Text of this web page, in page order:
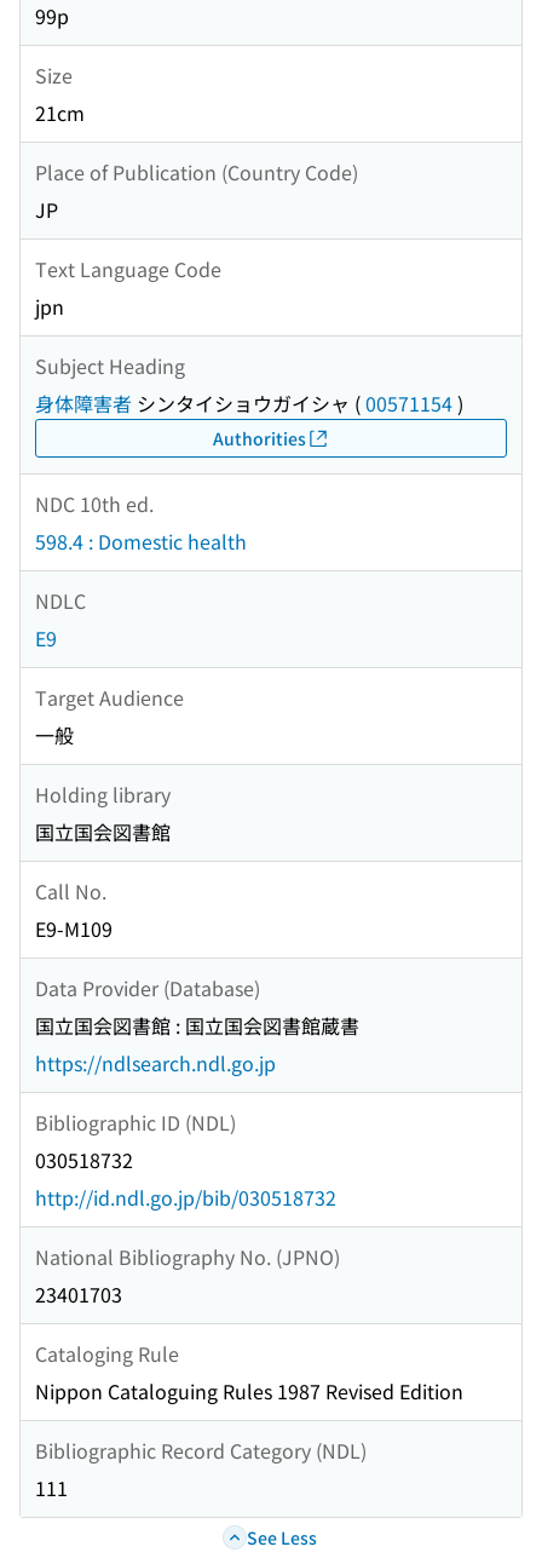
99p
Size
21cm
Place of Publication (Country Code)
JP
Text Language Code
jpn
Subject Heading
身体障害者 シンタイショウガイシャ (00571154)
Authorities
NDC 10th ed.
598.4 : Domestic health
NDLC
E9
Target Audience
一般
Holding library
国立国会図書館
Call No.
E9-M109
Data Provider (Database)
国立国会図書館 : 国立国会図書館蔵書
https://ndlsearch.ndl.go.jp
Bibliographic ID (NDL)
030518732
http://id.ndl.go.jp/bib/030518732
National Bibliography No. (JPNO)
23401703
Cataloging Rule
Nippon Cataloguing Rules 1987 Revised Edition
Bibliographic Record Category (NDL)
111
See Less